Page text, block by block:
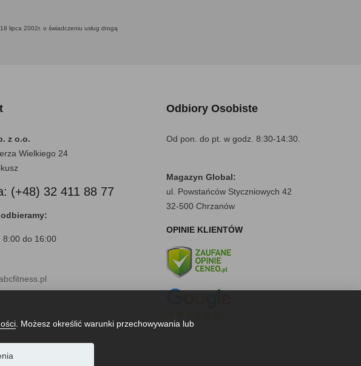
lipca 2002r. o świadczeniu usług drogą
z o.o.
Wielkiego 24
(+48) 32 411 88 77
8:00 do 16:00
Odbiory Osobiste
Od pon. do pt. w godz. 8:30-14:30.
Magazyn Global:
ul. Powstańców Styczniowych 42
32-500 Chrzanów
OPINIE KLIENTÓW
. Możesz określić warunki przechowywania lub